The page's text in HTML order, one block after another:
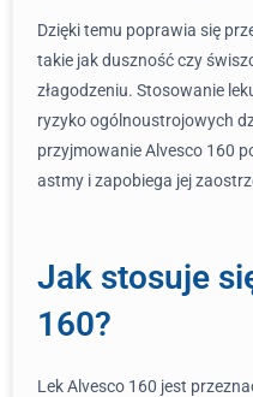
Dzięki temu poprawia się
takie jak duszność czy
złagodzeniu. Stosowanie
ryzyko ogólnoustrojowych
przyjmowanie Alvesco 160
astmy i zapobiega jej
Jak stosuje
160?
Lek Alvesco 160 jest